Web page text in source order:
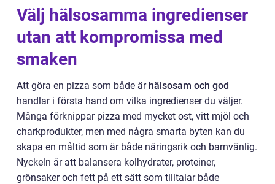
Välj hälsosamma ingredienser
utan att kompromissa med
smaken
Att göra en pizza som både är hälsosam och god
handlar i första hand om vilka ingredienser du väljer.
Många förknippar pizza med mycket ost, vitt mjöl och
charkprodukter, men med några smarta byten kan du
skapa en måltid som är både näringsrik och barnvänlig.
Nyckeln är att balansera kolhydrater, proteiner,
grönsaker och fett på ett sätt som tilltalar både